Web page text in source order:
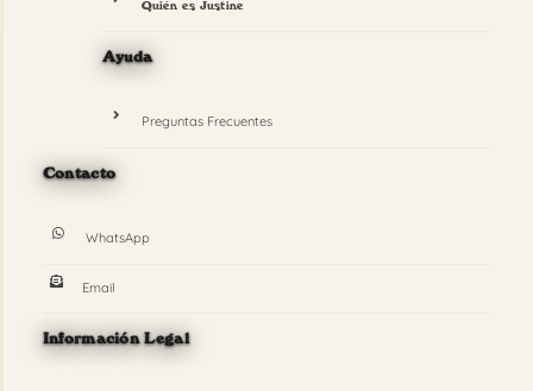
Quién es Justine
Ayuda
Preguntas Frecuentes
Contacto
WhatsApp
Email
Información Legal